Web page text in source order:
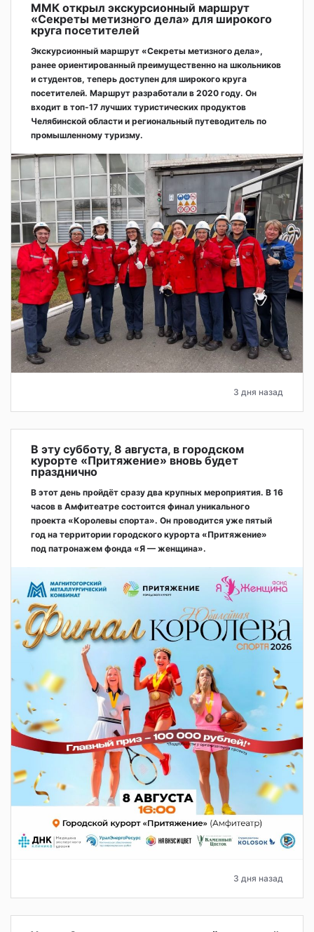
ММК открыл экскурсионный маршрут
«Секреты метизного дела» для широкого
круга посетителей
Экскурсионный маршрут «Секреты метизного дела»,
ранее ориентированный преимущественно на школьников
и студентов, теперь доступен для широкого круга
посетителей. Маршрут разработали в 2020 году. Он
входит в топ-17 лучших туристических продуктов
Челябинской области и региональный путеводитель по
промышленному туризму.
3 дня назад
В эту субботу, 8 августа, в городском
курорте «Притяжение» вновь будет
празднично
В этот день пройдёт сразу два крупных мероприятия. В 16
часов в Амфитеатре состоится финал уникального
проекта «Королевы спорта». Он проводится уже пятый
год на территории городского курорта «Притяжение»
под патронажем фонда «Я — женщина».
3 дня назад